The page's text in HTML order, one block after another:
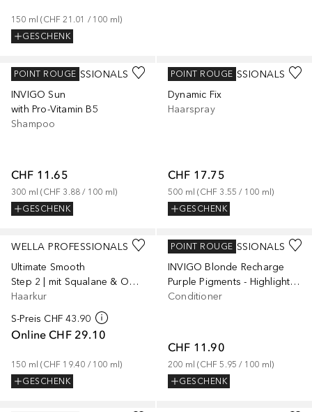
150 ml (CHF 21.01 / 100 ml)
GESCHENK
WELLA PROFESSIONALS
INVIGO Sun
with Pro-Vitamin B5
Shampoo
CHF 11.65
300 ml (CHF 3.88 / 100 ml)
GESCHENK
POINT ROUGE
WELLA PROFESSIONALS
Dynamic Fix
Haarspray
CHF 17.75
500 ml (CHF 3.55 / 100 ml)
GESCHENK
POINT ROUGE
WELLA PROFESSIONALS
Ultimate Smooth
Step 2 | mit Squalane & Omega-9
Haarkur
S-Preis CHF 43.90
Online CHF 29.10
150 ml (CHF 19.40 / 100 ml)
GESCHENK
WELLA PROFESSIONALS
INVIGO Blonde Recharge
Purple Pigments - Highlighted, Cool Blonde or Silver Hair
Conditioner
CHF 11.90
200 ml (CHF 5.95 / 100 ml)
GESCHENK
POINT ROUGE